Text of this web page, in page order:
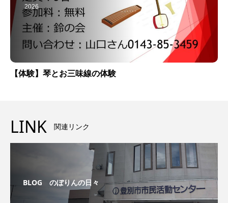
2026
【体験】琴とお三味線の体験
LINK 関連リンク
BLOG のぼりんの日々